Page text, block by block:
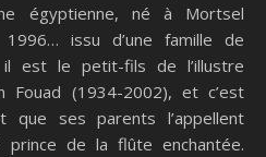
égyptienne, né à Mortsel
issu d’une famille de
il est le petit-fils de l’illustre
Fouad (1934-2002), et c’est
que ses parents l’appellent
prince de la flûte enchantée.